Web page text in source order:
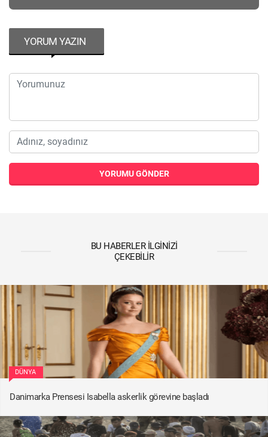
YORUM YAZIN
YORUMU GÖNDER
BU HABERLER İLGINIZI
ÇEKEBILIR
DÜNYA
Danimarka Prensesi Isabella askerlik görevine başladı